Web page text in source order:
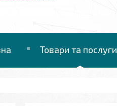
Товари та послуги